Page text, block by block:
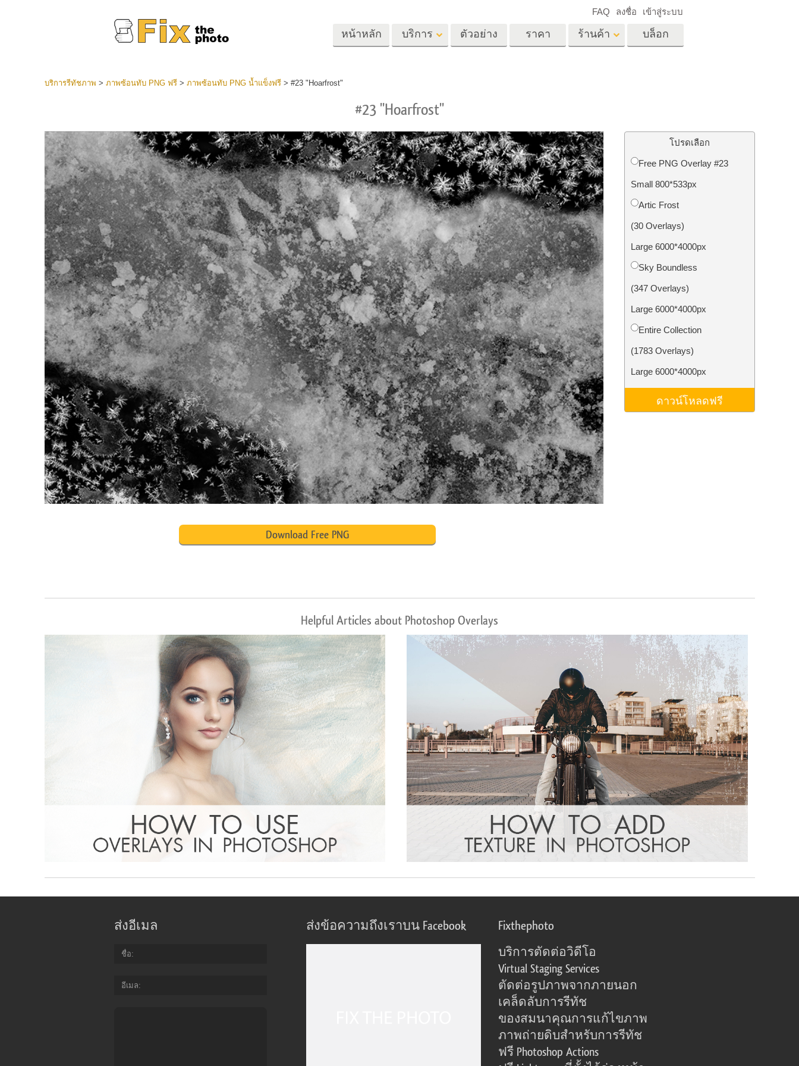
หน้าหลัก บริการ
อสังหาริมทรัพย์
บริการแก้ไขภาพงาน
แต่งงาน
โมเดลเสื้อผ้าที่สร้างโดย AI การจัดการรูปภาพ ถ่ายรูปเป็นบริการ
บริการรีทัชสินค้า บริการรีทัชเครื่องประดับ ข้อมูลการฝึกอบรม AI Video Editing Services
ตัวอย่าง ราคา ร้านค้า
Lightroom
คอลเลคชันที่ตั้งไว้ล่วง
หน้า LR ทั้งชุด
พรีเซ็ตข้อเสนอที่ดีที่สุด
คอลเลกชันมือถือ
Photoshop Actions
โอเวอร์เลย์ Photoshop
Photoshop Textures
Ps Actions คอลเลกชัน
ทั้งหมด
Ps ซ้อนทับคอลเลกชัน
ทั้งหมด
การ์ดวันวาเลนไทน์
คำเชิญงานแต่งงาน
คำเชิญวันเกิดของเด็ก
บล็อก
FAQ ลงชื่อ เข้าสู่ระบบ
บริการรีทัชภาพ > ภาพซ้อนทับ PNG ฟรี> ภาพซ้อนทับ PNG น้ำแข็งฟรี> #23 "Hoarfrost"
#23 "Hoarfrost"
โปรดเลือก
Free PNG Overlay #23
Small 800*533px
Artic Frost
(30 Overlays)
Large 6000*4000px
Sky Boundless
(347 Overlays)
Large 6000*4000px
Entire Collection
(1783 Overlays)
Large 6000*4000px
ดาวน์โหลดฟรี
Download Free PNG
Helpful Articles about Photoshop Overlays
ส่งอีเมล
ชื่อ
อีเมล
ส่งข้อความถึงเราบน Facebook Fixthephoto
บริการตัดต่อวิดีโอ
Virtual Staging Services
ตัดต่อรูปภาพจากภายนอก
เคล็ดลับการรีทัช
ของสมนาคุณการแก้ไขภาพ
ภาพถ่ายดิบสำหรับการรีทัช
ฟรี Photoshop Actions